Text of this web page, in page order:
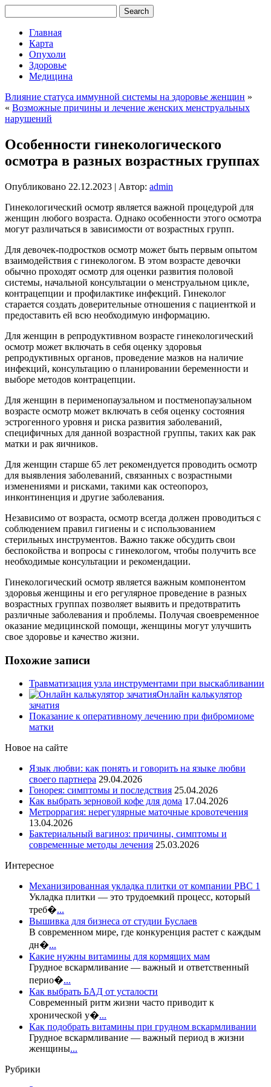
Главная
Карта
Опухоли
Здоровье
Медицина
Влияние статуса иммунной системы на здоровье женщин »
« Возможные причины и лечение женских менструальных
нарушений
Особенности гинекологического
осмотра в разных возрастных группах
Опубликовано 22.12.2023 | Автор: admin
Гинекологический осмотр является важной процедурой для
женщин любого возраста. Однако особенности этого осмотра
могут различаться в зависимости от возрастных групп.
Для девочек-подростков осмотр может быть первым опытом
взаимодействия с гинекологом. В этом возрасте девочки
обычно проходят осмотр для оценки развития половой
системы, начальной консультации о менструальном цикле,
контрацепции и профилактике инфекций. Гинеколог
старается создать доверительные отношения с пациенткой и
предоставить ей всю необходимую информацию.
Для женщин в репродуктивном возрасте гинекологический
осмотр может включать в себя оценку здоровья
репродуктивных органов, проведение мазков на наличие
инфекций, консультацию о планировании беременности и
выборе методов контрацепции.
Для женщин в перименопаузальном и постменопаузальном
возрасте осмотр может включать в себя оценку состояния
эстрогенного уровня и риска развития заболеваний,
специфичных для данной возрастной группы, таких как рак
матки и рак яичников.
Для женщин старше 65 лет рекомендуется проводить осмотр
для выявления заболеваний, связанных с возрастными
изменениями и рисками, такими как остеопороз,
инконтиненция и другие заболевания.
Независимо от возраста, осмотр всегда должен проводиться с
соблюдением правил гигиены и с использованием
стерильных инструментов. Важно также обсудить свои
беспокойства и вопросы с гинекологом, чтобы получить все
необходимые консультации и рекомендации.
Гинекологический осмотр является важным компонентом
здоровья женщины и его регулярное проведение в разных
возрастных группах позволяет выявить и предотвратить
различные заболевания и проблемы. Получая своевременное
оказание медицинской помощи, женщины могут улучшить
свое здоровье и качество жизни.
Похожие записи
Травматизация узла инструментами при выскабливании
Онлайн калькулятор
зачатия
Показание к оперативному лечению при фибромиоме
матки
Новое на сайте
Язык любви: как понять и говорить на языке любви
своего партнера 29.04.2026
Гонорея: симптомы и последствия 25.04.2026
Как выбрать зерновой кофе для дома 17.04.2026
Метроррагия: нерегулярные маточные кровотечения
13.04.2026
Бактериальный вагиноз: причины, симптомы и
современные методы лечения 25.03.2026
Интересное
Механизированная укладка плитки от компании РВС 1
Укладка плитки — это трудоемкий процесс, который
треб�...
Вышивка для бизнеса от студии Буслаев
В современном мире, где конкуренция растет с каждым
дн�...
Какие нужны витамины для кормящих мам
Грудное вскармливание — важный и ответственный
перио�...
Как выбрать БАД от усталости
Современный ритм жизни часто приводит к
хронической у�...
Как подобрать витамины при грудном вскармливании
Грудное вскармливание — важный период в жизни
женщины...
Рубрики